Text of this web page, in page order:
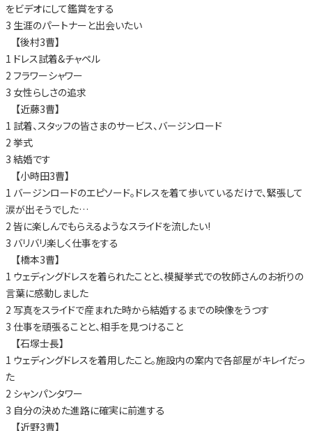
をビデオにして鑑賞をする
3 生涯のパートナーと出会いたい
【後村3曹】
1 ドレス試着&チャペル
2 フラワーシャワー
3 女性らしさの追求
【近藤3曹】
1 試着、スタッフの皆さまのサービス、バージンロード
2 挙式
3 結婚です
【小時田3曹】
1 バージンロードのエピソード。ドレスを着て歩いているだけで、緊張して
涙が出そうでした…
2 皆に楽しんでもらえるようなスライドを流したい!
3 バリバリ楽しく仕事をする
【橋本3曹】
1 ウェディングドレスを着られたことと、模擬挙式での牧師さんのお祈りの
言葉に感動しました
2 写真をスライドで産まれた時から結婚するまでの映像をうつす
3 仕事を頑張ることと、相手を見つけること
【石塚士長】
1 ウェディングドレスを着用したこと。施設内の案内で各部屋がキレイだっ
た
2 シャンパンタワー
3 自分の決めた進路に確実に前進する
【近野3曹】